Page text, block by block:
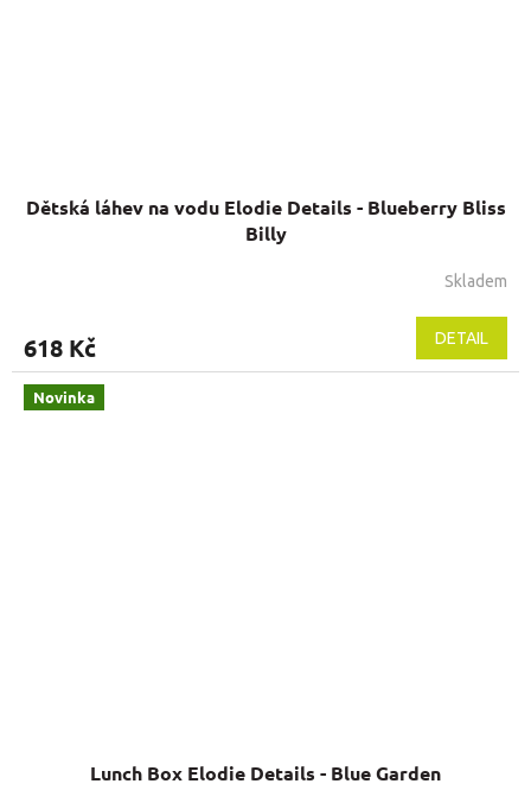
Dětská láhev na vodu Elodie Details - Blueberry Bliss
Billy
Skladem
618 Kč DETAIL
Novinka
Lunch Box Elodie Details - Blue Garden